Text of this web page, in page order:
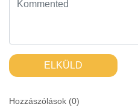
ELKÜLD
Hozzászólások (0)